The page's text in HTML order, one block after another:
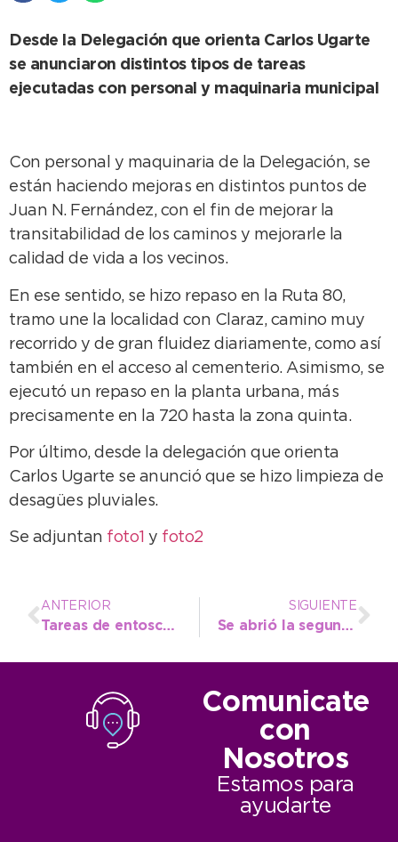
Desde la Delegación que orienta Carlos Ugarte
se anunciaron distintos tipos de tareas
ejecutadas con personal y maquinaria municipal
Con personal y maquinaria de la Delegación, se
están haciendo mejoras en distintos puntos de
Juan N. Fernández, con el fin de mejorar la
transitabilidad de los caminos y mejorarle la
calidad de vida a los vecinos.
En ese sentido, se hizo repaso en la Ruta 80,
tramo une la localidad con Claraz, camino muy
recorrido y de gran fluidez diariamente, como así
también en el acceso al cementerio. Asimismo, se
ejecutó un repaso en la planta urbana, más
precisamente en la 720 hasta la zona quinta.
Por último, desde la delegación que orienta
Carlos Ugarte se anunció que se hizo limpieza de
desagües pluviales.
Se adjuntan foto1 y foto2
ANTERIOR
Tareas de entoscado en el Barrio Municipal
SIGUIENTE
Se abrió la segunda instancia de inscripción para la Tecnicatura en Ambiente
Comunicate
con
Nosotros
Estamos para
ayudarte